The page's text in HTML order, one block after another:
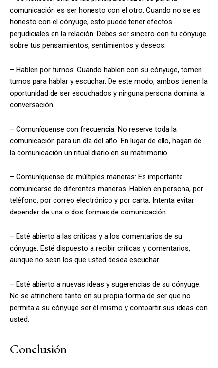
comunicación es ser honesto con el otro. Cuando no se es
honesto con el cónyuge, esto puede tener efectos
perjudiciales en la relación. Debes ser sincero con tu cónyuge
sobre tus pensamientos, sentimientos y deseos.
– Hablen por turnos: Cuando hablen con su cónyuge, tomen
turnos para hablar y escuchar. De este modo, ambos tienen la
oportunidad de ser escuchados y ninguna persona domina la
conversación.
– Comuníquense con frecuencia: No reserve toda la
comunicación para un día del año. En lugar de ello, hagan de
la comunicación un ritual diario en su matrimonio.
– Comuníquense de múltiples maneras: Es importante
comunicarse de diferentes maneras. Hablen en persona, por
teléfono, por correo electrónico y por carta. Intenta evitar
depender de una o dos formas de comunicación.
– Esté abierto a las críticas y a los comentarios de su
cónyuge: Esté dispuesto a recibir críticas y comentarios,
aunque no sean los que usted desea escuchar.
– Esté abierto a nuevas ideas y sugerencias de su cónyuge:
No se atrinchere tanto en su propia forma de ser que no
permita a su cónyuge ser él mismo y compartir sus ideas con
usted.
Conclusión